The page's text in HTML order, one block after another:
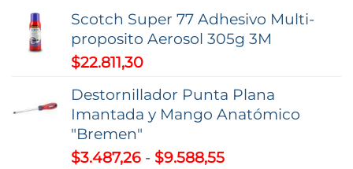
hasta
$2.342,01
Scotch Super 77 Adhesivo Multi-
proposito Aerosol 305g 3M
$22.811,30
Destornillador Punta Plana
Imantada y Mango Anatómico
"Bremen"
$3.487,26 - $9.588,55Rango